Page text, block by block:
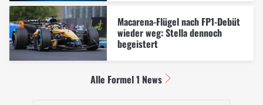
Macarena-Flügel nach FP1-Debüt
wieder weg: Stella dennoch
begeistert
Alle Formel 1 News